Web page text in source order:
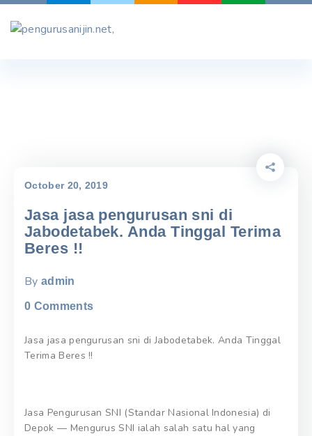
Skip
October 20, 2019
Jasa jasa pengurusan sni di
Jabodetabek. Anda Tinggal Terima
Beres !!
By admin
0 Comments
Jasa jasa pengurusan sni di Jabodetabek. Anda Tinggal
Terima Beres !!
Jasa Pengurusan SNI (Standar Nasional Indonesia) di
Depok — Mengurus SNI ialah salah satu hal yang